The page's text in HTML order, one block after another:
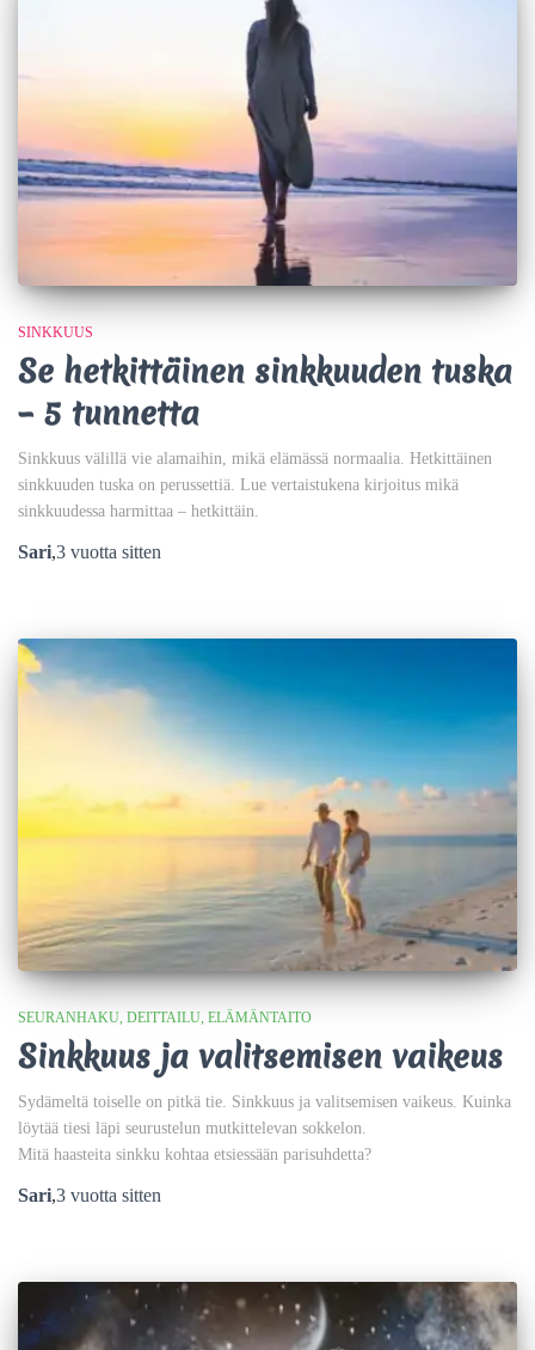
SINKKUUS
Se hetkittäinen sinkkuuden tuska
– 5 tunnetta
Sinkkuus välillä vie alamaihin, mikä elämässä normaalia. Hetkittäinen
sinkkuuden tuska on perussettiä. Lue vertaistukena kirjoitus mikä
sinkkuudessa harmittaa – hetkittäin.
Sari,3 vuotta sitten
SEURANHAKU DEITTAILU ELÄMÄNTAITO
Sinkkuus ja valitsemisen vaikeus
Sydämeltä toiselle on pitkä tie. Sinkkuus ja valitsemisen vaikeus. Kuinka
löytää tiesi läpi seurustelun mutkittelevan sokkelon.
Mitä haasteita sinkku kohtaa etsiessään parisuhdetta?
Sari,3 vuotta sitten